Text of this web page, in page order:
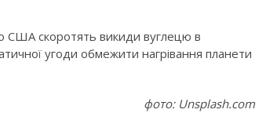
США скоротять викиди вуглецю в
угоди обмежити нагрівання планети
фото: Unsplash.com